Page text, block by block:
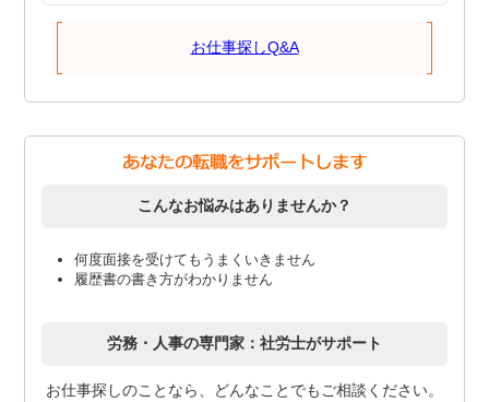
お仕事探しQ&A
こんなお悩みはありませんか？
何度面接を受けてもうまくいきません
履歴書の書き方がわかりません
労務・人事の専門家：社労士がサポート
お仕事探しのことなら、どんなことでもご相談ください。